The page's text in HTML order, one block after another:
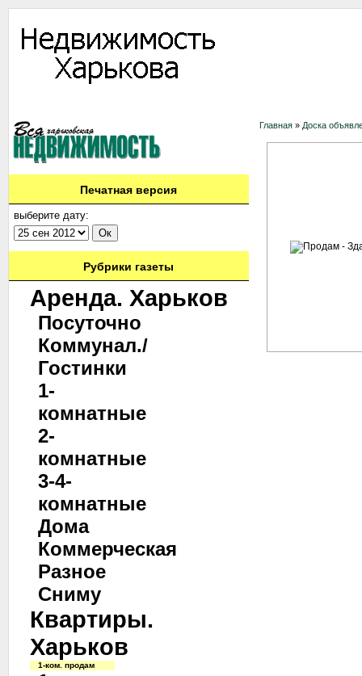
Печатная версия
выберите дату:
Рубрики газеты
Аренда. Харьков
Посуточно
Коммунал./
Гостинки
1-
комнатные
2-
комнатные
3-4-
комнатные
Дома
Коммерческая
Разное
Сниму
Квартиры.
Харьков
1-ком. продам
Главная » Доска